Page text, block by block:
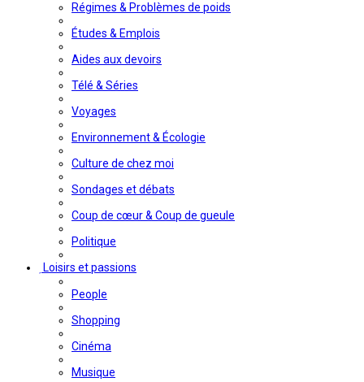
Régimes & Problèmes de poids
Études & Emplois
Aides aux devoirs
Télé & Séries
Voyages
Environnement & Écologie
Culture de chez moi
Sondages et débats
Coup de cœur & Coup de gueule
Politique
Loisirs et passions
People
Shopping
Cinéma
Musique